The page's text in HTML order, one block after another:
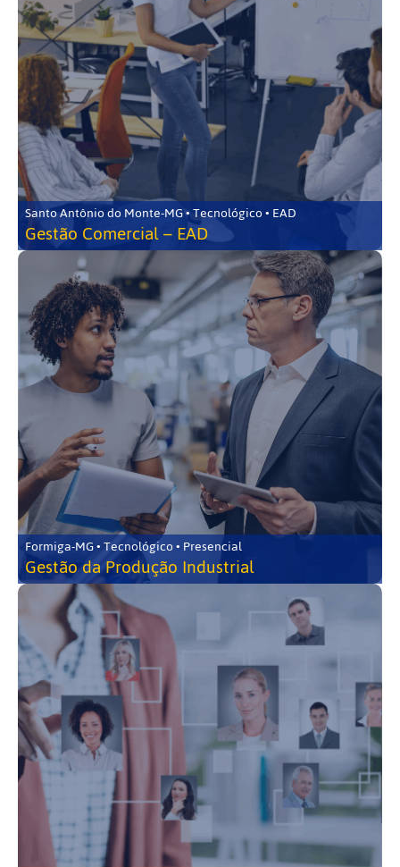
Santo Antônio do Monte-MG • Tecnológico • EAD
Gestão Comercial – EAD
Formiga-MG • Tecnológico • Presencial
Gestão da Produção Industrial